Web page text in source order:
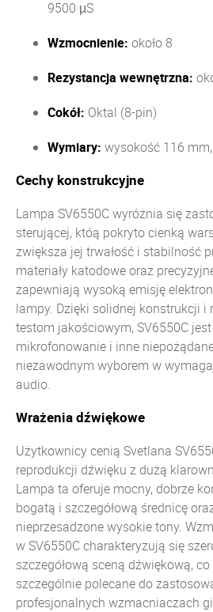
9500 µS
Wzmocnienie: około 8
Rezystancja wewnętrzna:
Cokół: Oktal (8-pin)
Wymiary: wysokość 116
Cechy konstrukcyjne
Lampa SV6550C wyróżnia się
sterującej, któą pokryto cienką
zwiększa jej trwałość i stabilność
materiały katodowe oraz
zapewniają wysoką emisję
lampy. Dzięki solidnej konstrukcji i
testom jakościowym, SV6550C
mikrofonowanie i inne
niezawodnym wyborem w
audio.
Wrażenia dźwiękowe
Użytkownicy cenią Svetlana
reprodukcji dźwięku z dużą
Lampa ta oferuje mocny, dobrze
bogatą i szczegółową średnicę
nieprzesadzone wysokie tony.
w SV6550C charakteryzują się
szczegółową sceną dźwiękową,
szczególnie polecane do
profesjonalnych wzmacniaczach